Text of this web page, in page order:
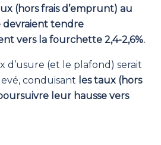
(hors frais d’emprunt) au
tendre
vers la fourchette 2,4-2,6%.
d’usure (et le plafond) serait
conduisant les taux (hors
leur hausse vers